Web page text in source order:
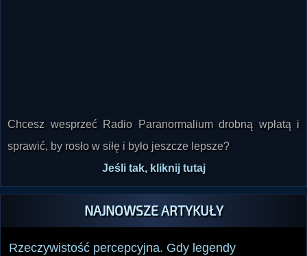
Chcesz wesprzeć Radio Paranormalium drobną wpłatą i
sprawić, by rosło w siłę i było jeszcze lepsze?
Jeśli tak, kliknij tutaj
NAJNOWSZE ARTYKUŁY
Rzeczywistość percepcyjna. Gdy legendy